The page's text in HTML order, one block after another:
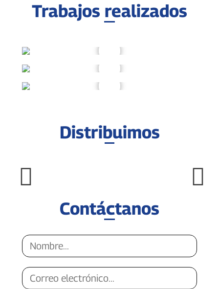
Trabajos realizados
Distribuimos
Contáctanos